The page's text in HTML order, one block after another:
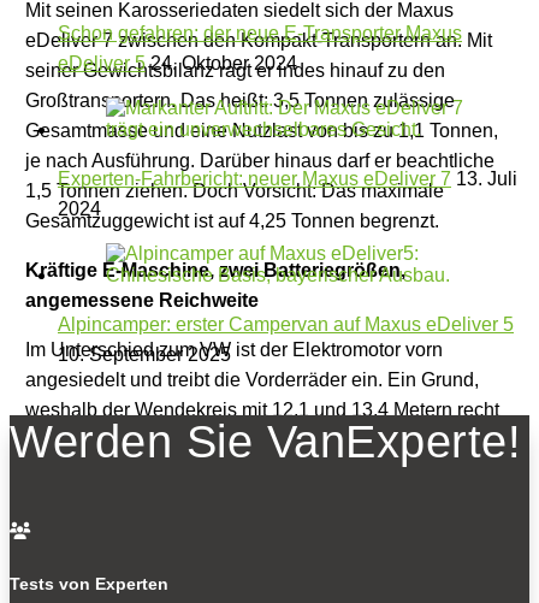
Mit seinen Karosseriedaten siedelt sich der Maxus
eDeliver 7 zwischen den Kompakt-Transportern an. Mit
seiner Gewichtsbilanz ragt er indes hinauf zu den
Großtransportern. Das heißt: 3,5 Tonnen zulässige
Gesamtmasse und eine Nutzlast von bis zu 1,1 Tonnen,
je nach Ausführung. Darüber hinaus darf er beachtliche
1,5 Tonnen ziehen. Doch Vorsicht: Das maximale
Gesamtzuggewicht ist auf 4,25 Tonnen begrenzt.
Kräftige E-Maschine, zwei Batteriegrößen,
angemessene Reichweite
Im Unterschied zum VW ist der Elektromotor vorn
angesiedelt und treibt die Vorderräder ein. Ein Grund,
weshalb der Wendekreis mit 12,1 und 13,4 Metern recht
üppig ausfällt. Die E-Maschine leistet 150 kW und bringt
77 oder 88 kWh Kapazität. Es handelt sich um Lithium-
Lebensdauer. Daher kann Maxus eine lange Batterie-
Schon gefahren: der neue E-Transporter Maxus
eDeliver 524. Oktober 2024
Experten-Fahrbericht: neuer Maxus eDeliver 7 13. Juli
2024
Alpincamper: erster Campervan auf Maxus eDeliver 5
10. September 2025
Werden Sie VanExperte!

Tests von Experten